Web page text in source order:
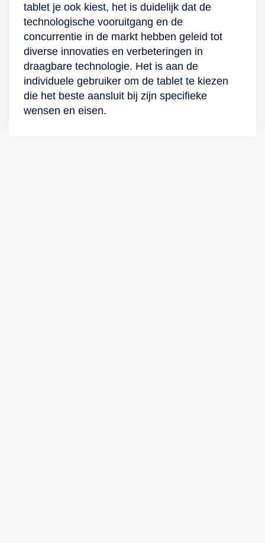
tablet je ook kiest, het is duidelijk dat de
technologische vooruitgang en de
concurrentie in de markt hebben geleid tot
diverse innovaties en verbeteringen in
draagbare technologie. Het is aan de
individuele gebruiker om de tablet te kiezen
die het beste aansluit bij zijn specifieke
wensen en eisen.